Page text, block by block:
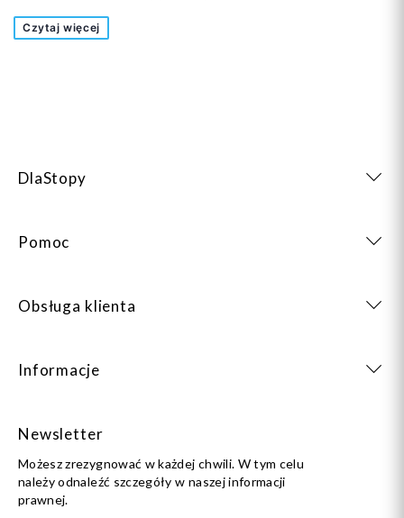
but nie okaże się za wąski? A może dziecko nie będzie chciało w nim
chodzić? To pytania, które zadaje sobie wielu rodziców.
Czytaj więcej
DlaStopy
Pomoc
Obsługa klienta
Informacje
Newsletter
Możesz zrezygnować w każdej chwili. W tym celu
należy odnaleźć szczegóły w naszej informacji
prawnej.